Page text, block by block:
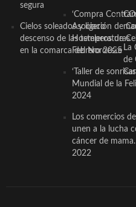
segura
Cielos soleados y ligero
descenso de las temperaturas
en la comarca del Noroeste
‘Compra
Asociación de
Hosteleros de
Febrero 2025
‘Taller de
Mundial de la
2024
Los comercios
unen a la lucha
cáncer de
2022
La
de